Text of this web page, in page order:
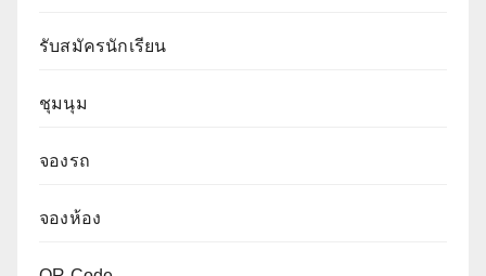
รับสมัครนักเรียน
ชุมนุม
จองรถ
จองห้อง